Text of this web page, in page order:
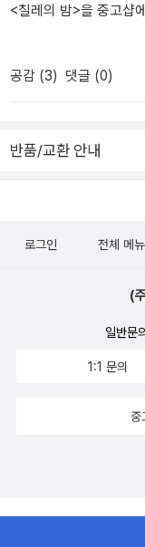
학자 히하라 도시쿠니
다. 출간의 의미를 둘
하자면 '찌질이'라고 할
게 좋겠다. <성장 이미
9월달에 나오기로
공이다. 리뷰를 보니
계문학으로 나온다. 이
작품이 번역돼기도 했
품이다. 남편의 고향인
라고. 환상소설의 기운
여성이 소설의 주인공
<칠레의 밤>을 중고샵
보면 열린책들에서 판
가 땀흘리며 열심히 번
이팅을 ....그래서 이번
그를 잘 설명해주는 듯
피가 볼라뇨 사후에
않았을까 싶다. <전화
14편의 이야기가 실려
공에게 두 대륙에 걸쳐
성되어 있다고 한다. -<먼 별>은 피노체트 정권 치하에서 연
독재정권에 관한 이야
공감 (3) 댓글 (0)
반품/교환 안내
로그인 전체 메뉴
(
일반문
1:1 문의
중